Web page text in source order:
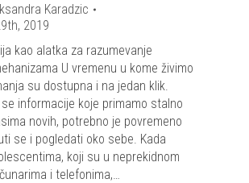
Karadzic
2019
kao alatka za razumevanje
U vremenu u kome živimo
su dostupna i na jedan klik.
informacije koje primamo stalno
novih, potrebno je povremeno
se i pogledati oko sebe. Kada
koji su u neprekidnom
i telefonima,…